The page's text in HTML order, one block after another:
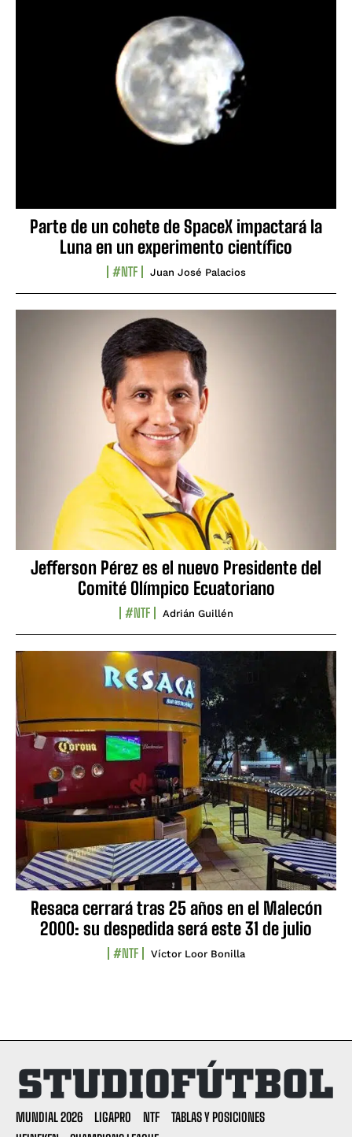
Parte de un cohete de SpaceX impactará la
Luna en un experimento científico
#NTF Juan José Palacios
Jefferson Pérez es el nuevo Presidente del
Comité Olímpico Ecuatoriano
#NTF Adrián Guillén
Resaca cerrará tras 25 años en el Malecón
2000: su despedida será este 31 de julio
#NTF Víctor Loor Bonilla
MUNDIAL 2026 LIGAPRO NTF
TABLAS Y POSICIONES